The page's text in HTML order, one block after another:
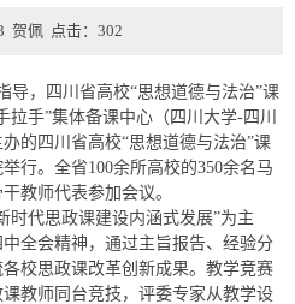
贺佩 点击： 302
导，四川省高校“思想道德与法治”课
手”集体备课中心（四川大学-四川
的四川省高校“思想道德与法治”课
行。全省100余所高校的350余名马
教师代表参加会议。
时代思政课建设内涵式发展”为主
全会精神，通过主旨报告、经验分
校思政课改革创新成果。教学竞赛
教师同台竞技，评委专家从教学设